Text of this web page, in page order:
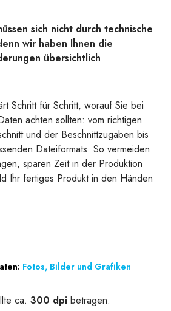
sich nicht durch technische
wir haben Ihnen die
übersichtlich
Schritt für Schritt, worauf Sie bei
achten sollten: vom richtigen
und der Beschnittzugaben bis
Dateiformats. So vermeiden
sparen Zeit in der Produktion
Ihr fertiges Produkt in den Händen
Fotos, Bilder und Grafiken
ca. 300 dpi betragen.